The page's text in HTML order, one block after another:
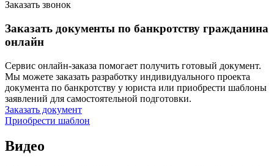
Заказать звонок
Заказать документы по банкротству гражданина
онлайн
Сервис онлайн-заказа помогает получить готовый документ.
Мы можете заказать разработку индивидуального проекта
документа по банкротству у юриста или приобрести шаблоны
заявлений для самостоятельной подготовки.
Заказать документ
Приобрести шаблон
Видео